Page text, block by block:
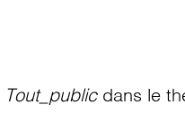
Tout_publicdans le